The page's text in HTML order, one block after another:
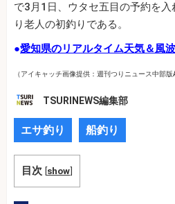
で3月1日、ウタセ五目の予約を
り老人の初釣りである。
●愛知県のリアルタイム天気＆風
（アイキャッチ画像提供：週刊つりニュース中部版
TSURINEWS編集部
エサ釣り 船釣り
目次 [show]